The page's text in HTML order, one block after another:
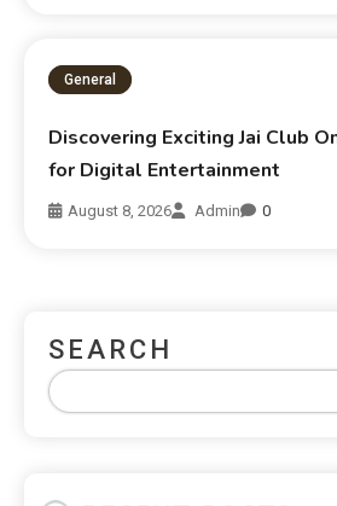
General
Discovering Exciting Jai Club
for Digital Entertainment
August 8, 2026 Admin 0
SEARCH